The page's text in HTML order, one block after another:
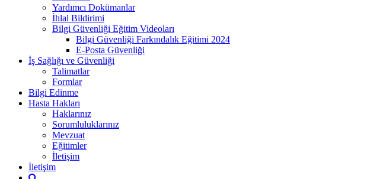
Yardımcı Dokümanlar
İhlal Bildirimi
Bilgi Güvenliği Eğitim Videoları
Bilgi Güvenliği Farkındalık Eğitimi 2024
E-Posta Güvenliği
İş Sağlığı ve Güvenliği
Talimatlar
Formlar
Bilgi Edinme
Hasta Hakları
Haklarınız
Sorumluluklarınız
Mevzuat
Eğitimler
İletişim
İletişim